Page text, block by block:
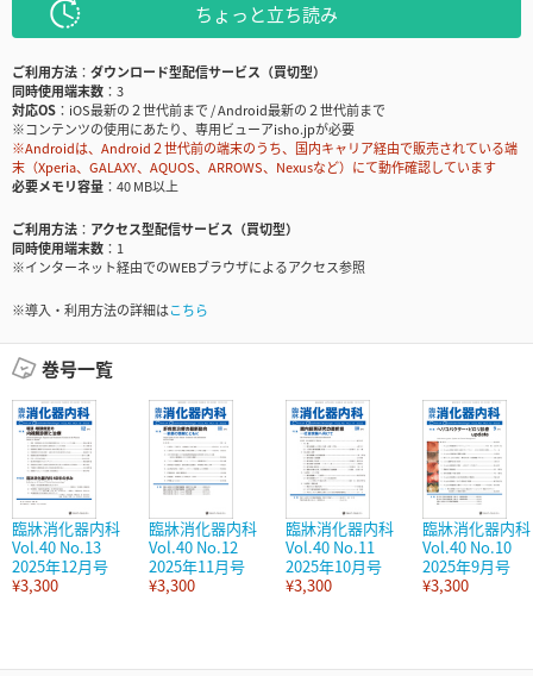
ちょっと立ち読み
ご利用方法
ダウンロード型配信サービス（買切型）
同時使用端末数
3
対応OS
iOS最新の２世代前まで / Android最新の２世代前まで
※コンテンツの使用にあたり、専用ビューアisho.jpが必要
※Androidは、Android２世代前の端末のうち、国内キャリア経由で販売されている端
末（Xperia、GALAXY、AQUOS、ARROWS、Nexusなど）にて動作確認しています
必要メモリ容量
40 MB以上
ご利用方法
アクセス型配信サービス（買切型）
同時使用端末数
1
※インターネット経由でのWEBブラウザによるアクセス参照
※導入・利用方法の詳細はこちら
巻号一覧
臨牀消化器内科
Vol.40 No.13
2025年12月号
¥3,300
臨牀消化器内科
Vol.40 No.12
2025年11月号
¥3,300
臨牀消化器内科
Vol.40 No.11
2025年10月号
¥3,300
臨牀消化器内科
Vol.40 No.10
2025年9月号
¥3,300